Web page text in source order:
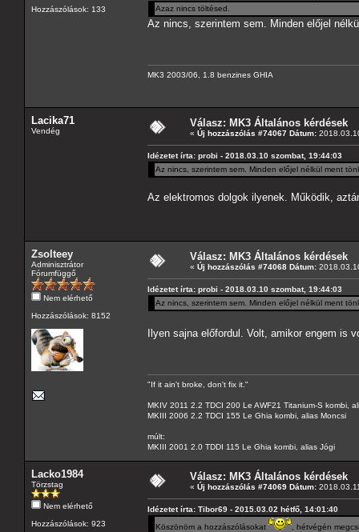
Hozzászólások: 133
Azaz nincs töltésed.
Az nincs, szerintem sem. Minden előjel
MK3 2003/06, 1.8 benzines GHIA
Lacika71
Vendég
Válasz: MK3 Általános kérdések
« Új hozzászólás #74067 Dátum:
Idézetet írta: probi - 2018.03.10 szombat, 19:44:03
Az nincs, szerintem sem. Minden előjel nélkül ment
Az elektromos dolgok ilyenek. Működik,
Zsolteey
Adminisztrátor
Fórumfüggő
Nem elérhető
Hozzászólások: 8152
Válasz: MK3 Általános kérdések
« Új hozzászólás #74068 Dátum:
Idézetet írta: probi - 2018.03.10 szombat, 19:44:03
Az nincs, szerintem sem. Minden előjel nélkül ment
Ilyen sajna előfordul. Volt, amikor engem
"If it ain't broke, don't fix it."
MKIV 2011 2.2 TDCI 200 Le AWF21 Titanium-S kombi,
MKIII 2006 2.2 TDCI 155 Le Ghia kombi, alias Moncsi
múlt:
MKIII 2001 2.0 TDDI 115 Le Ghia kombi, alias Jógi
Lacko1984
Törzstag
Nem elérhető
Hozzászólások: 923
Válasz: MK3 Általános kérdések
« Új hozzászólás #74069 Dátum:
Idézetet írta: Tibor69 - 2015.03.02 hétfő, 14:01:40
Köszönöm a hozzászólásokat
, hétvégén